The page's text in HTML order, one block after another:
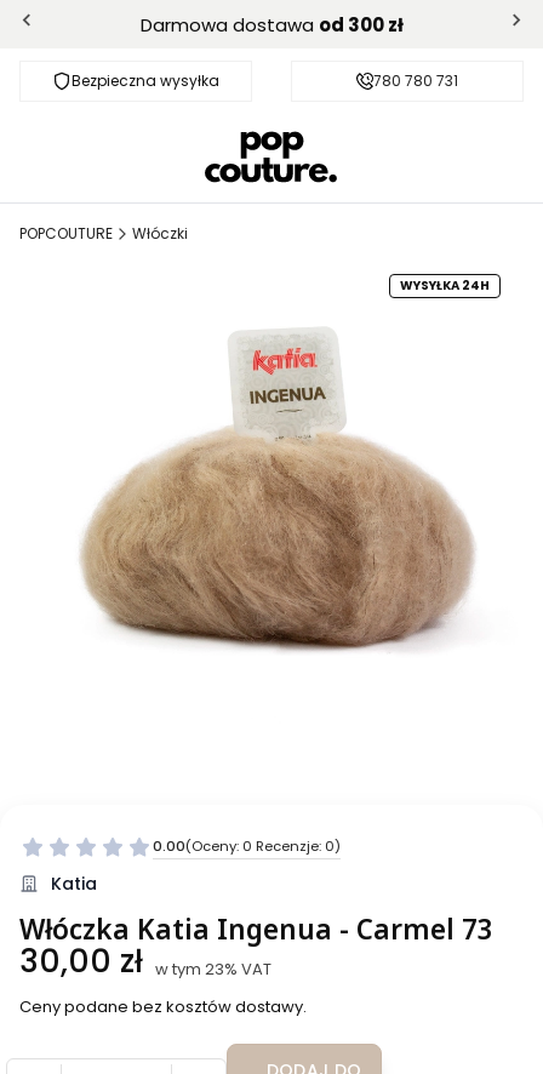
Darmowa dostawa od 300 zł
Bezpieczna wysyłka Darmowa dostawa od 300 zł
780 780 731
POPCOUTURE Włóczki
WYSYŁKA 24H
0.00(Oceny: 0 Recenzje: 0)
Przejdź do sekcji Opinie
Katia
Włóczka Katia Ingenua - Carmel 73
Cena
30,00 zł w tym 23% VAT
w tym 23% VAT
Ceny podane bez kosztów dostawy.